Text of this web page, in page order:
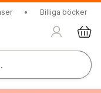
• Billiga böcker